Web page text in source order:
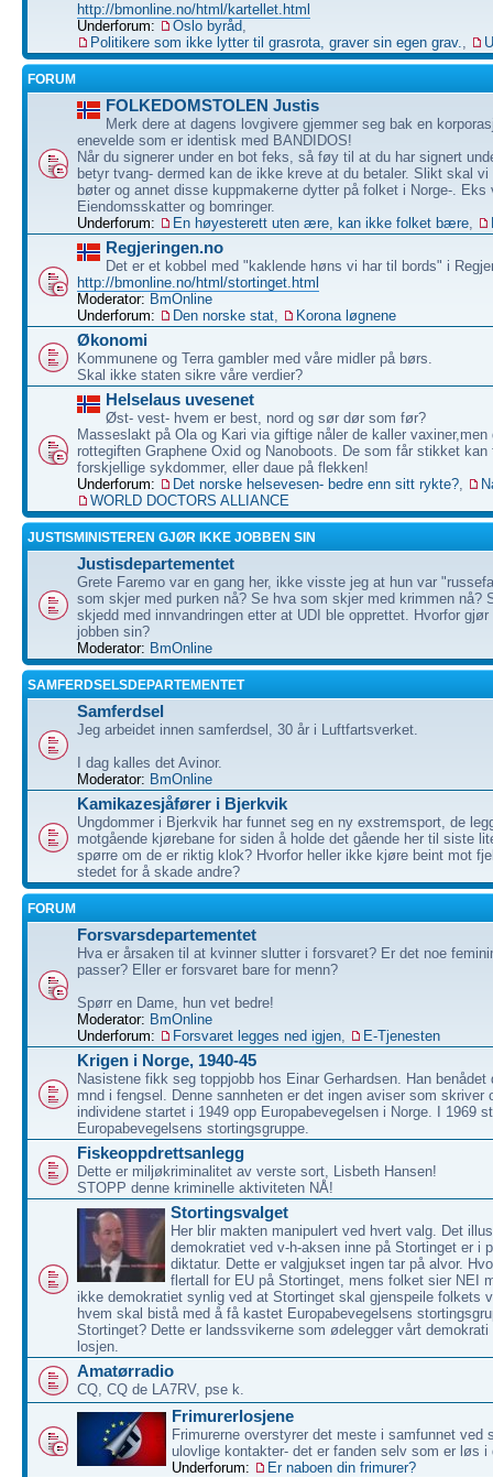
http://bmonline.no/html/kartellet.html
Underforum:
Oslo byråd,
Politikere som ikke lytter til grasrota, graver sin egen grav.,
FORUM
FOLKEDOMSTOLEN Justis
Merk dere at dagens lovgivere gjemmer seg bak en
enevelde som er identisk med BANDIDOS!
Når du signerer under en bot feks, så føy til at du har signert
betyr tvang- dermed kan de ikke kreve at du betaler. Slikt skal
bøter og annet disse kuppmakerne dytter på folket i Norge-. Eks
Eiendomsskatter og bomringer.
Underforum:
En høyesterett uten ære, kan ikke folket bære,
Regjeringen.no
Det er et kobbel med "kaklende høns vi har til bords" i
http://bmonline.no/html/stortinget.html
Moderator: BmOnline
Underforum:
Den norske stat, Korona løgnene
Økonomi
Kommunene og Terra gambler med våre midler på børs.
Skal ikke staten sikre våre verdier?
Helselaus uvesenet
Øst- vest- hvem er best, nord og sør dør som før?
Masseslakt på Ola og Kari via giftige nåler de kaller vaxiner,men
rottegiften Graphene Oxid og Nanoboots. De som får stikket kan
forskjellige sykdommer, eller daue på flekken!
Underforum:
Det norske helsevesen- bedre enn sitt rykte?,
WORLD DOCTORS ALLIANCE
JUSTISMINISTEREN GJØR IKKE JOBBEN SIN
Justisdepartementet
Grete Faremo var en gang her, ikke visste jeg at hun var
som skjer med purken nå? Se hva som skjer med krimmen nå?
skjedd med innvandringen etter at UDI ble opprettet. Hvorfor
jobben sin?
Moderator: BmOnline
SAMFERDSELSDEPARTEMENTET
Samferdsel
Jeg arbeidet innen samferdsel, 30 år i Luftfartsverket.
I dag kalles det Avinor.
Moderator: BmOnline
Kamikazesjåfører i Bjerkvik
Ungdommer i Bjerkvik har funnet seg en ny exstremsport, de
motgående kjørebane for siden å holde det gående her til siste
spørre om de er riktig klok? Hvorfor heller ikke kjøre beint mot
stedet for å skade andre?
FORUM
Forsvarsdepartementet
Hva er årsaken til at kvinner slutter i forsvaret? Er det noe
passer? Eller er forsvaret bare for menn?
Spørr en Dame, hun vet bedre!
Moderator: BmOnline
Underforum:
Forsvaret legges ned igjen, E-Tjenesten
Krigen i Norge, 1940-45
Nasistene fikk seg toppjobb hos Einar Gerhardsen. Han benådet
mnd i fengsel. Denne sannheten er det ingen aviser som skriver
individene startet i 1949 opp Europabevegelsen i Norge. I 1969
Europabevegelsens stortingsgruppe.
Fiskeoppdrettsanlegg
Dette er miljøkriminalitet av verste sort, Lisbeth Hansen!
STOPP denne kriminelle aktiviteten NÅ!
Stortingsvalget
Her blir makten manipulert ved hvert valg. Det
demokratiet ved v-h-aksen inne på Stortinget er i
diktatur. Dette er valgjukset ingen tar på alvor.
flertall for EU på Stortinget, mens folket sier NEI
ikke demokratiet synlig ved at Stortinget skal gjenspeile folkets
hvem skal bistå med å få kastet Europabevegelsens
Stortinget? Dette er landssvikerne som ødelegger vårt
losjen.
Amatørradio
CQ, CQ de LA7RV, pse k.
Frimurerlosjene
Frimurerne overstyrer det meste i samfunnet ved
ulovlige kontakter- det er fanden selv som er løs i
Underforum:
Er naboen din frimurer?